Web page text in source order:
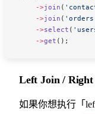
    ->
join (
    ->
join (
    ->
select (
    ->
get ();
Left Join /
如果你想执行「